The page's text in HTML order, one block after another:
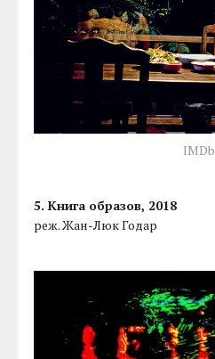
IMDb
5. Книга образов, 2018
реж. Жан-Люк Годар